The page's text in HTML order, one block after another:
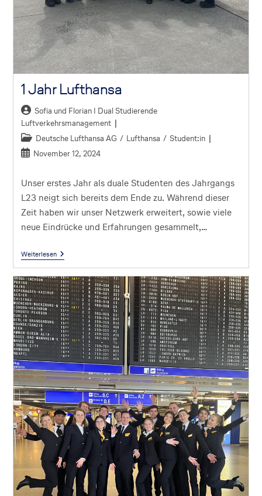
1 Jahr Lufthansa
Sofia und Florian I Dual Studierende
Luftverkehrsmanagement
Deutsche Lufthansa AG / Lufthansa / Student:in
November 12, 2024
Unser erstes Jahr als duale Studenten des Jahrgangs
L23 neigt sich bereits dem Ende zu. Während dieser
Zeit haben wir unser Netzwerk erweitert, sowie viele
neue Eindrücke und Erfahrungen gesammelt,…
Weiterlesen